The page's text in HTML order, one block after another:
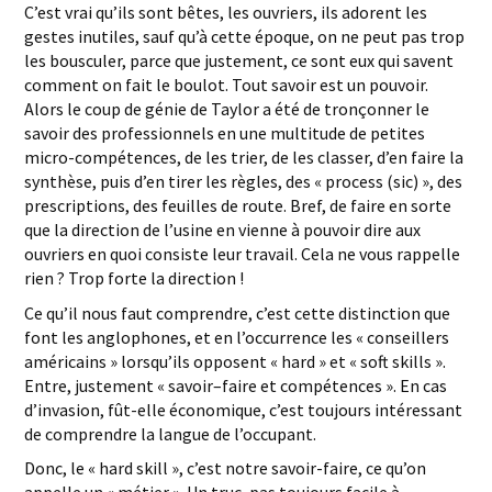
C’est vrai qu’ils sont bêtes, les ouvriers, ils adorent les
gestes inutiles, sauf qu’à cette époque, on ne peut pas trop
les bousculer, parce que justement, ce sont eux qui savent
comment on fait le boulot. Tout savoir est un pouvoir.
Alors le coup de génie de Taylor a été de tronçonner le
savoir des professionnels en une multitude de petites
micro-compétences, de les trier, de les classer, d’en faire la
synthèse, puis d’en tirer les règles, des « process (sic) », des
prescriptions, des feuilles de route. Bref, de faire en sorte
que la direction de l’usine en vienne à pouvoir dire aux
ouvriers en quoi consiste leur travail. Cela ne vous rappelle
rien ? Trop forte la direction !
Ce qu’il nous faut comprendre, c’est cette distinction que
font les anglophones, et en l’occurrence les « conseillers
américains » lorsqu’ils opposent « hard » et « soft skills ».
Entre, justement « savoir–faire et compétences ». En cas
d’invasion, fût-elle économique, c’est toujours intéressant
de comprendre la langue de l’occupant.
Donc, le « hard skill », c’est notre savoir-faire, ce qu’on